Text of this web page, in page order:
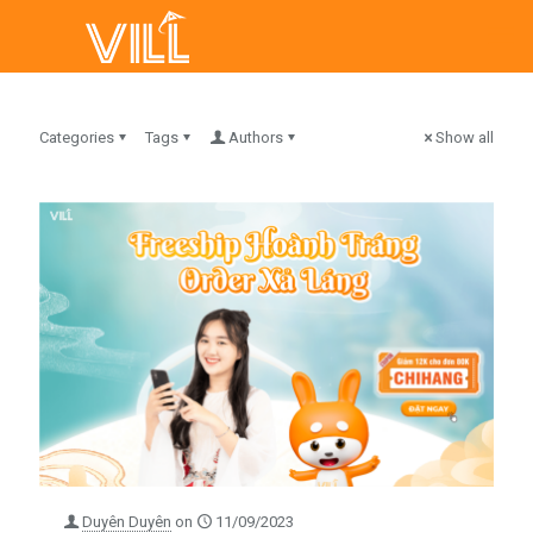
Categories Tags Authors Show all
Duyên Duyên on 11/09/2023